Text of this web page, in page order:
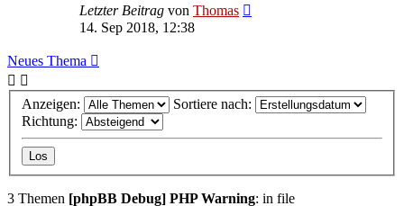
Letzter Beitrag von Thomas
14. Sep 2018, 12:38
Neues Thema
Anzeigen:
Sortiere nach:
Richtung:
3 Themen [phpBB Debug] PHP Warning: in file